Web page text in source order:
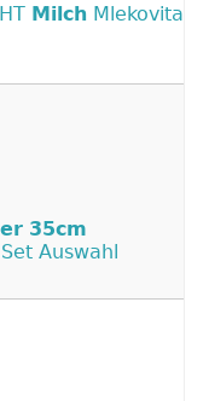
Milch Mlekovita
35cm
Auswahl